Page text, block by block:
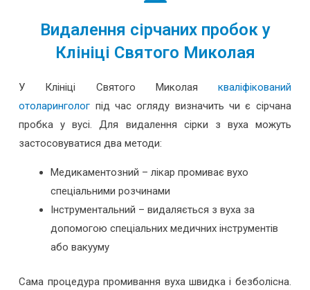
Видалення сірчаних пробок у
Клініці Святого Миколая
У Клініці Святого Миколая кваліфікований
отоларинголог під час огляду визначить чи є сірчана
пробка у вусі. Для видалення сірки з вуха можуть
застосовуватися два методи:
Медикаментозний – лікар промиває вухо
спеціальними розчинами
Інструментальний – видаляється з вуха за
допомогою спеціальних медичних інструментів
або вакууму
Сама процедура промивання вуха швидка і безболісна.